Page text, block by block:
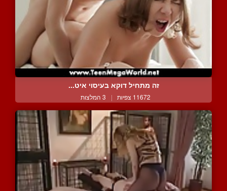
זה מתחיל דוקא בעיסוי איט...
11672 צפיות | 3 המלצות